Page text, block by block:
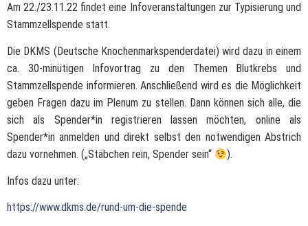
Am 22./23.11.22 findet eine Infoveranstaltungen zur Typisierung und
Stammzellspende statt.
Die DKMS (Deutsche Knochenmarkspenderdatei) wird dazu in einem
ca. 30-minütigen Infovortrag zu den Themen Blutkrebs und
Stammzellspende informieren. Anschließend wird es die Möglichkeit
geben Fragen dazu im Plenum zu stellen. Dann können sich alle, die
sich als Spender*in registrieren lassen möchten, online als
Spender*in anmelden und direkt selbst den notwendigen Abstrich
dazu vornehmen. („Stäbchen rein, Spender sein“
).
Infos dazu unter:
https://www.dkms.de/rund-um-die-spende